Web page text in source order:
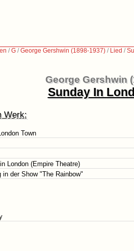
/G /George Gershwin (1898-1937) / Lied /
George Gershwin
Sunday In
Werk:
Town
London (Empire Theatre)
in der Show "The Rainbow"